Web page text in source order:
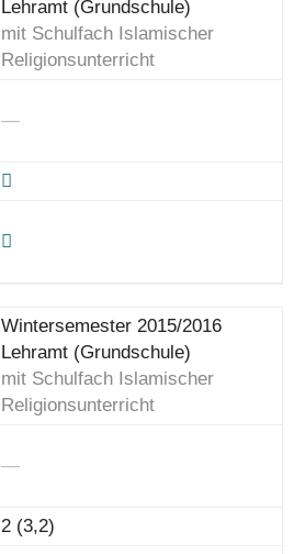
Lehramt (Grundschule)
mit Schulfach Islamischer
Religionsunterricht
―
Wintersemester 2015/2016
Lehramt (Grundschule)
mit Schulfach Islamischer
Religionsunterricht
―
2 (3,2)